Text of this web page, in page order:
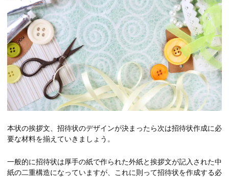
本状の挨拶文、招待状のデザインが決まったら次は招待状作成に必
要な材料を揃えていきましょう。
一般的に招待状は厚手の紙で作られた外紙と挨拶文が記入された中
紙の二重構造になっていますが、これに則って招待状を作成する必